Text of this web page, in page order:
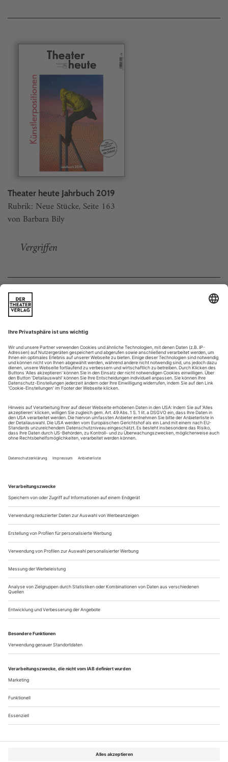
Theater heute Jahrbuch 2019
Rubrik: Neue Stücke, Seite 163
von Barbara Bily
Vergriffen
Weitere Beiträge
Tetrissteine sind auch nur Menschen
Miroslava Svolikova «RAND»
Wer nichts über die Sozialstruktur der Ameisen weiß, hält
möglicherweise auch die Dramatiker*innen des Absurden
Theaters für unpolitisch. Über solch einen gedanklichen
Konnex könnte vielleicht auch Miroslava Svolikova
Autorin, der wahrlich nicht vorzuwerfen ist, dass sie die
Verbindungen zwischen der...
Ein Critical-Whiteness-Seminar und Gastspiele vom afrikanischen
In den letzten Jahren hat sich der Gegenstand postkolonialer
Kritik in den darstellenden Künsten von der Vorder- auf die
Hinterbühne erweitert. 2019 reicht es hierzulande nicht mehr
aus, ein Stück, eine Performance, ein Panel oder ein Festival
zu rassismuskritischen oder postkolonialen Inhalten zu
veranstalten, ohne die inhärente Kolonialität der eigenen...
Der Tanz ums goldene Objekt
Thomas Melle «Die Lage»
Eine schöne und noch dazu bezahlbare Wohnung in einer
deutschen Großstadt zu finden, ist schwer. Das Angebot ist
knapp und die Konkurrenz der Mitbe­werber groß. Der
Immobiliendarwinismus prägt mittlerweile das soziale Klima.
Früher sprach man von Gentrifizierung, heute von der
Hypergentrifizierung. Gemeint ist, dass nicht nur die
einkommensschwachen...
Über uns Kontakt Kritikerumfrage Newsletter